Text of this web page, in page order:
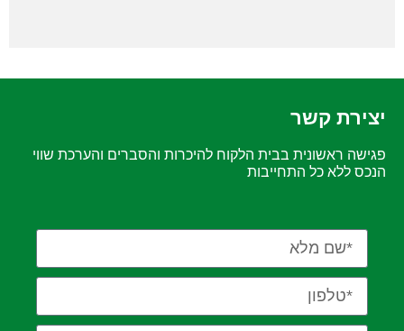
יצירת קשר
פגישה ראשונית בבית הלקוח להיכרות והסברים והערכת שווי
הנכס ללא כל התחייבות